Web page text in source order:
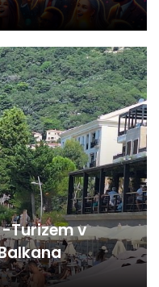
Turizem v